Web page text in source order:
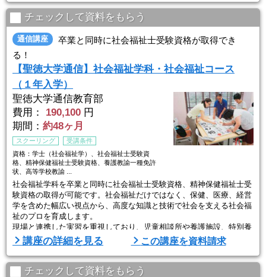
き、みなさんのスタイルに合わせて専門的な学習ができる環境を用意
しています。
科目ごとに、テキスト科目、メディア科目、スクーリング科目をご用
意。1科目を2～3日間で修得できる、短期集中型の学習です。
社会福祉分野の各科目では「社会福祉士国家試験」に対応しており、
社 ...
チェックして資料をもらう
通信講座
卒業と同時に社会福祉士受験資格が取得でき
る！
【聖徳大学通信】社会福祉学科・社会福祉コース
（１年入学）
聖徳大学通信教育部
費用：
190,100 円
期間： 約48ヶ月
スクーリング
受講条件
資格：学士（社会福祉学）、社会福祉士受験資
格、精神保健福祉士受験資格、養護教諭一種免許
状、高等学校教諭 ...
社会福祉学科を卒業と同時に社会福祉士受験資格、精神保健福祉士受
験資格の取得が可能です。社会福祉だけではなく、保健、医療、経営
学を含めた幅広い視点から、高度な知識と技術で社会を支える社会福
祉のプロを育成します。
現場と連携した実習を重視しており、児童相談所や養護施設、特別養
護老人ホームなどで24日間・180時間以上（１年次入学生は32日間・
240時間以上）実習を行い、援助技術の知識や技術を実践、基本的な
援助技術を修得します。大学、短大、専門学校を卒業している場合、
3年次編入が可能。62単位が一括認 ...
講座の詳細を見る この講座を資料請求
チェックして資料をもらう